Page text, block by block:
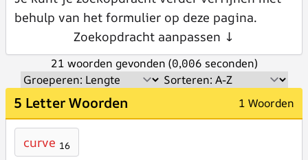
behulp van het formulier op deze pagina.
Zoekopdracht aanpassen ↓
21 woorden gevonden (0,006 seconden)
5 Letter Woorden 1 Woorden
curve 16